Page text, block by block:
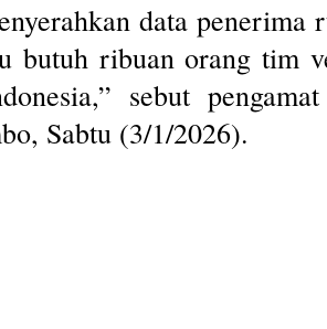
data penerima
butuh ribuan orang tim
sebut
Sabtu (3/1/2026).